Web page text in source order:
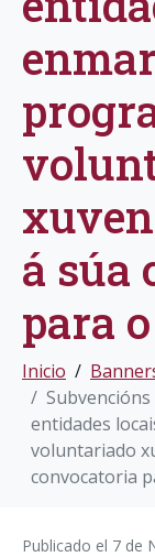
á súa
para
Inicio
entidades
voluntariado
convocatoria
Publicado el 7 de